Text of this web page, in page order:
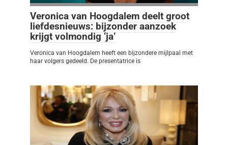
Veronica van Hoogdalem deelt groot
liefdesnieuws: bijzonder aanzoek
krijgt volmondig ‘ja’
Veronica van Hoogdalem heeft een bijzondere mijlpaal met
haar volgers gedeeld. De presentatrice is